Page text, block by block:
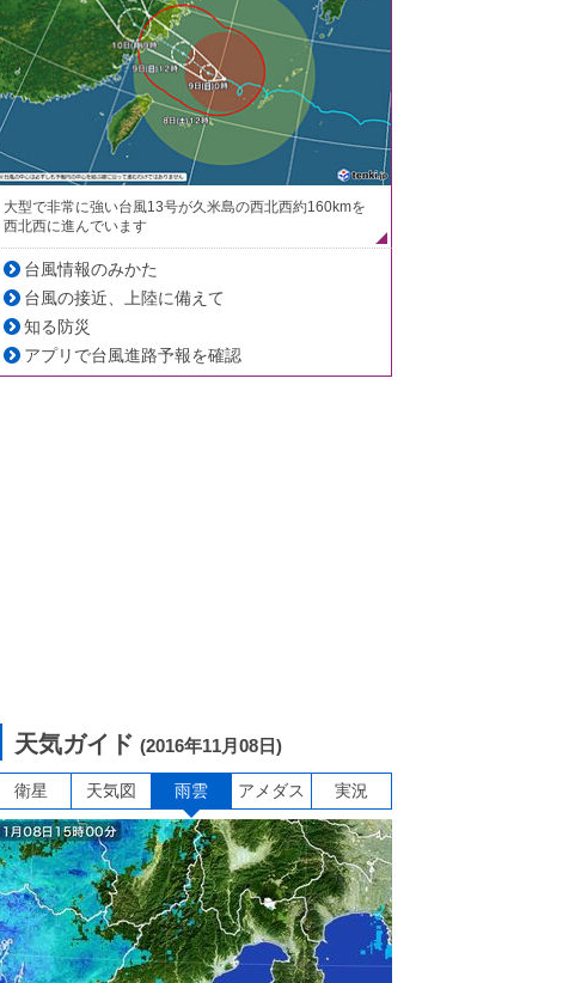
大型で非常に強い台風13号が久米島の西北西約160kmを
西北西に進んでいます
台風情報のみかた
台風の接近、上陸に備えて
知る防災
アプリで台風進路予報を確認
天気ガイド (2016年11月08日)
衛星 天気図 雨雲 アメダス 実況